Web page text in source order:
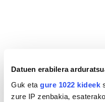
Datuen erabilera
Guk eta gure 1022 kideek
zure IP zenbakia,